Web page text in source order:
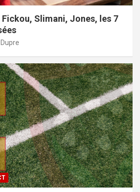
Fickou, Slimani, Jones, les 7